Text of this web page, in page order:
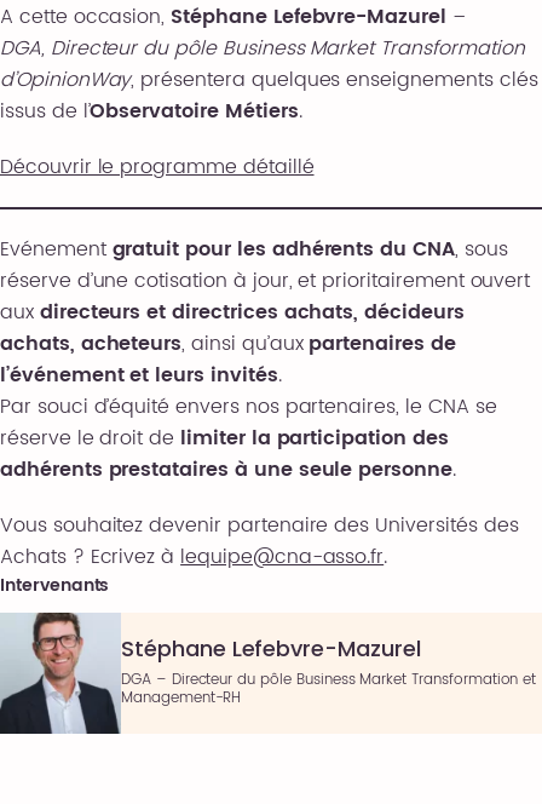
A cette occasion, Stéphane Lefebvre-Mazurel –
DGA, Directeur du pôle Business Market Transformation
d’OpinionWay, présentera quelques enseignements clés
issus de l’Observatoire Métiers.
Découvrir le programme détaillé
Evénementgratuit pour les adhérents du CNA, sous
réserve d’une cotisation à jour, et prioritairement ouvert
auxdirecteurs et directrices achats, décideurs
achats, acheteurs, ainsi qu’auxpartenaires de
l’événement et leurs invités.
Par souci d’équité envers nos partenaires, le CNA se
réserve le droit de limiter la participation des
adhérents prestataires à une seule personne.
Vous souhaitez devenir partenaire des Universités des
Achats ? Ecrivez àlequipe@cna-asso.fr.
Intervenants
Stéphane Lefebvre-Mazurel
DGA – Directeur du pôle Business Market Transformation et
Management-RH